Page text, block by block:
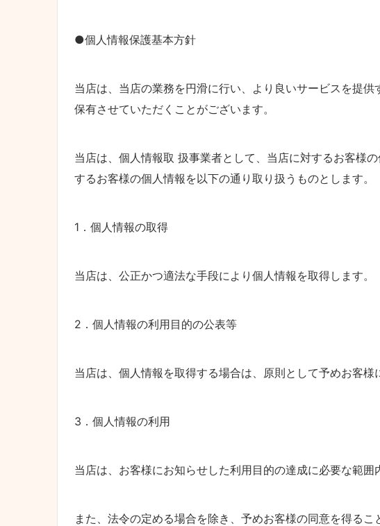
●個人情報保護基本方針
当店は、当店の業務を円滑に行い、より良いサービスを提
保有させていただくことがございます。
当店は、個人情報取 扱事業者として、当店に対するお客様
するお客様の個人情報を以下の通り取り扱うものとします。
1．個人情報の取得
当店は、公正かつ適法な手段により個人情報を取得します。
2．個人情報の利用目的の公表等
当店は、個人情報を取得する場合は、原則として予めお客様
3．個人情報の利用
当店は、お客様にお知らせした利用目的の達成に必要な範囲
また、法令の定める場合を除き、予めお客様の同意を得る